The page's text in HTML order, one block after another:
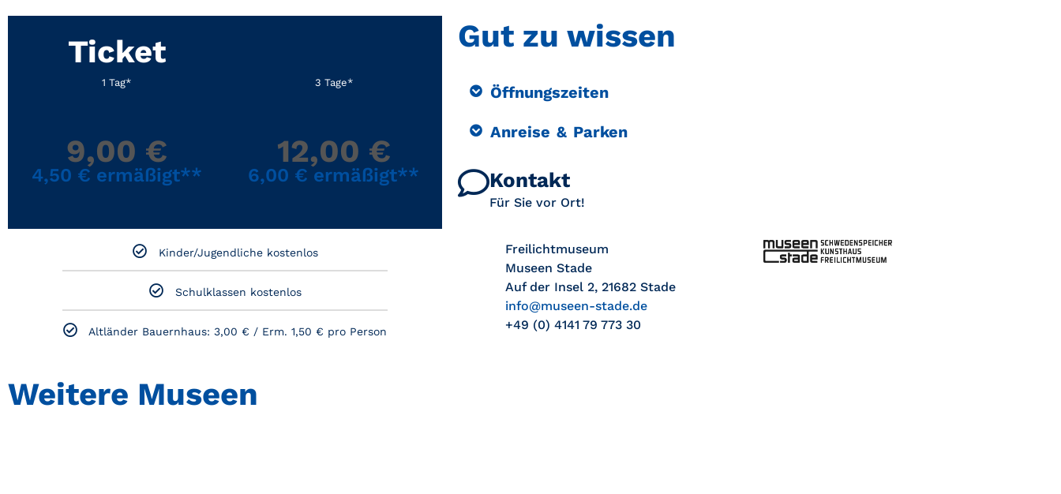
Ticket
1 Tag*
9,00 €
4,50 € ermäßigt**
3 Tage*
12,00 €
6,00 € ermäßigt**
Kinder/Jugendliche kostenlos
Schulklassen kostenlos
Altländer Bauernhaus: 3,00 € / Erm. 1,50 € pro Person
Gut zu wissen
Öffnungszeiten
Anreise & Parken
Kontakt
Für Sie vor Ort!
Freilichtmuseum
Museen Stade
Auf der Insel 2, 21682 Stade
info@museen-stade.de
+49 (0) 4141 79 773 30
Weitere Museen